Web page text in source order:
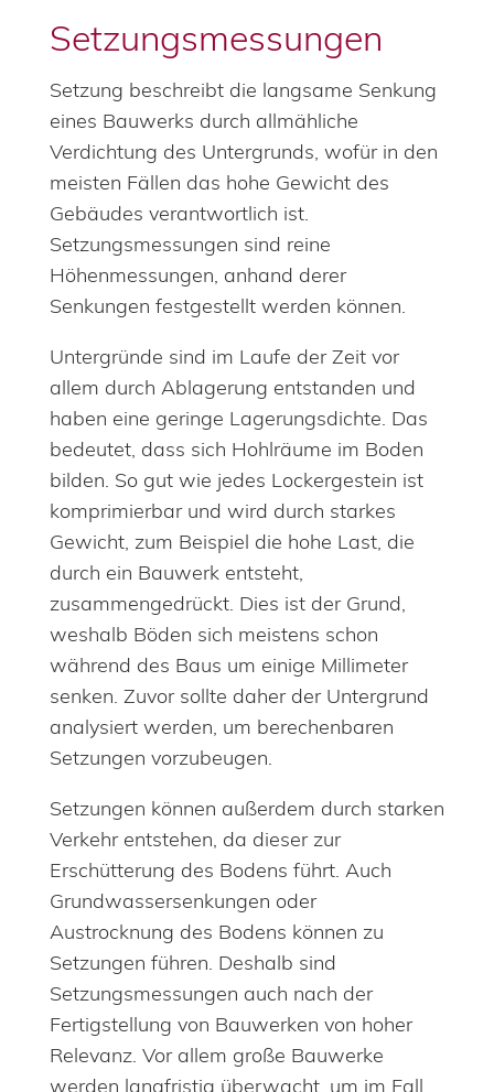
Setzungsmessungen
Setzung beschreibt die langsame Senkung
eines Bauwerks durch allmähliche
Verdichtung des Untergrunds, wofür in den
meisten Fällen das hohe Gewicht des
Gebäudes verantwortlich ist.
Setzungsmessungen sind reine
Höhenmessungen, anhand derer
Senkungen festgestellt werden können.
Untergründe sind im Laufe der Zeit vor
allem durch Ablagerung entstanden und
haben eine geringe Lagerungsdichte. Das
bedeutet, dass sich Hohlräume im Boden
bilden. So gut wie jedes Lockergestein ist
komprimierbar und wird durch starkes
Gewicht, zum Beispiel die hohe Last, die
durch ein Bauwerk entsteht,
zusammengedrückt. Dies ist der Grund,
weshalb Böden sich meistens schon
während des Baus um einige Millimeter
senken. Zuvor sollte daher der Untergrund
analysiert werden, um berechenbaren
Setzungen vorzubeugen.
Setzungen können außerdem durch starken
Verkehr entstehen, da dieser zur
Erschütterung des Bodens führt. Auch
Grundwassersenkungen oder
Austrocknung des Bodens können zu
Setzungen führen. Deshalb sind
Setzungsmessungen auch nach der
Fertigstellung von Bauwerken von hoher
Relevanz. Vor allem große Bauwerke
werden langfristig überwacht, um im Fall